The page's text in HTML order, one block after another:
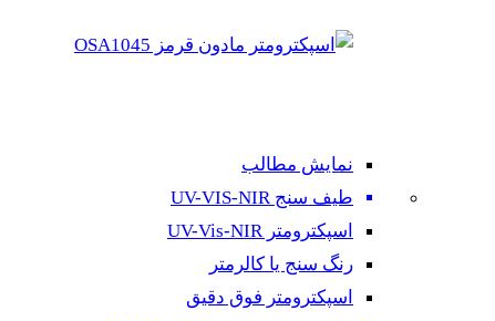
نمایش مطالب
طیف سنج UV-VIS-NIR
اسپکترومتر UV-Vis-NIR
رنگ سنج یا کالرمتر
اسپکترومتر فوق دقیق